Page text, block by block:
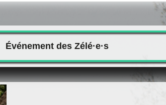
Événement des Zélé·e·s